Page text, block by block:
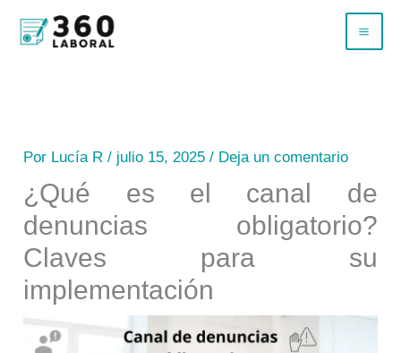
Por Lucía R/ julio 15, 2025/ Deja un comentario
¿Qué es el canal de
denuncias obligatorio?
Claves para su
implementación
B
u
r